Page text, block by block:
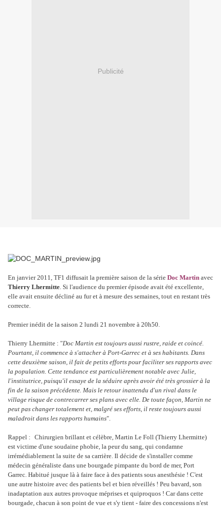
Publicité
En janvier 2011, TF1 diffusait la première saison de la série Doc Martin avec
Thierry Lhermitte. Si l'audience du premier épisode avait été excellente,
elle avait ensuite décliné au fur et à mesure des semaines, tout en restant très
correcte.
Premier inédit de la saison 2 lundi 21 novembre à 20h50.
Thierry Lhermitte : "Doc Martin est toujours aussi rustre, raide et coincé.
Pourtant, il commence à s'attacher à Port-Garrec et à ses habitants. Dans
cette deuxième saison, il fait de petits efforts pour faciliter ses rapports avec
la population. Cette tendance est particulièrement notable avec Julie,
l'institutrice, puisqu'il essaye de la séduire après avoir été très grossier à la
fin de la saison précédente. Mais le retour inattendu d'un rival dans le
village risque de contrecarrer ses plans avec elle. De toute façon, Martin ne
peut pas changer totalement et, malgré ses efforts, il reste toujours aussi
maladroit dans les rapports humains".
Rappel : Chirurgien brillant et célèbre, Martin Le Foll (Thierry Lhermitte)
est victime d'une soudaine phobie, la peur du sang, qui condamne
irrémédiablement la suite de sa carrière. Il décide de s'installer comme
médecin généraliste dans une bourgade pimpante du bord de mer, Port
Garrec. Habitué jusque là à faire face à des patients sous anesthésie ! C'est
une autre histoire avec des patients bel et bien réveillés ! Peu bavard, son
inadaptation aux autres provoque méprises et quiproquos ! Car dans cette
bourgade, chacun à son point de vue et s'y tient - faire des concessions n'est